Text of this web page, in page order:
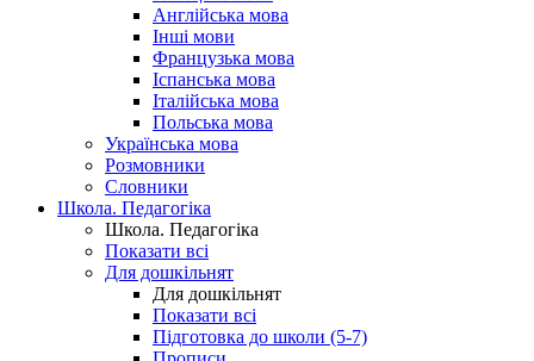
Англійська мова
Інші мови
Французька мова
Іспанська мова
Італійська мова
Польська мова
Українська мова
Розмовники
Словники
Школа. Педагогіка
Школа. Педагогіка
Показати всі
Для дошкільнят
Для дошкільнят
Показати всі
Підготовка до школи (5-7)